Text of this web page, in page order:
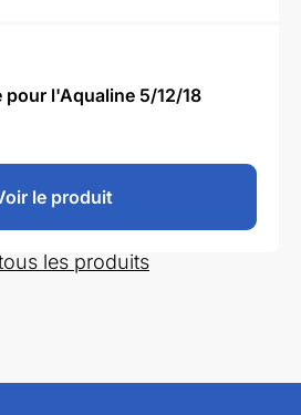
pour l'Aqualine 5/12/18
le produit
les produits